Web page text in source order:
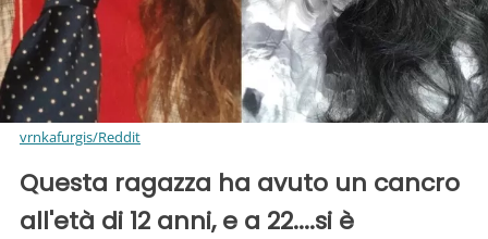
vrnkafurgis/Reddit
Questa ragazza ha avuto un cancro
all'età di 12 anni, e a 22....si è